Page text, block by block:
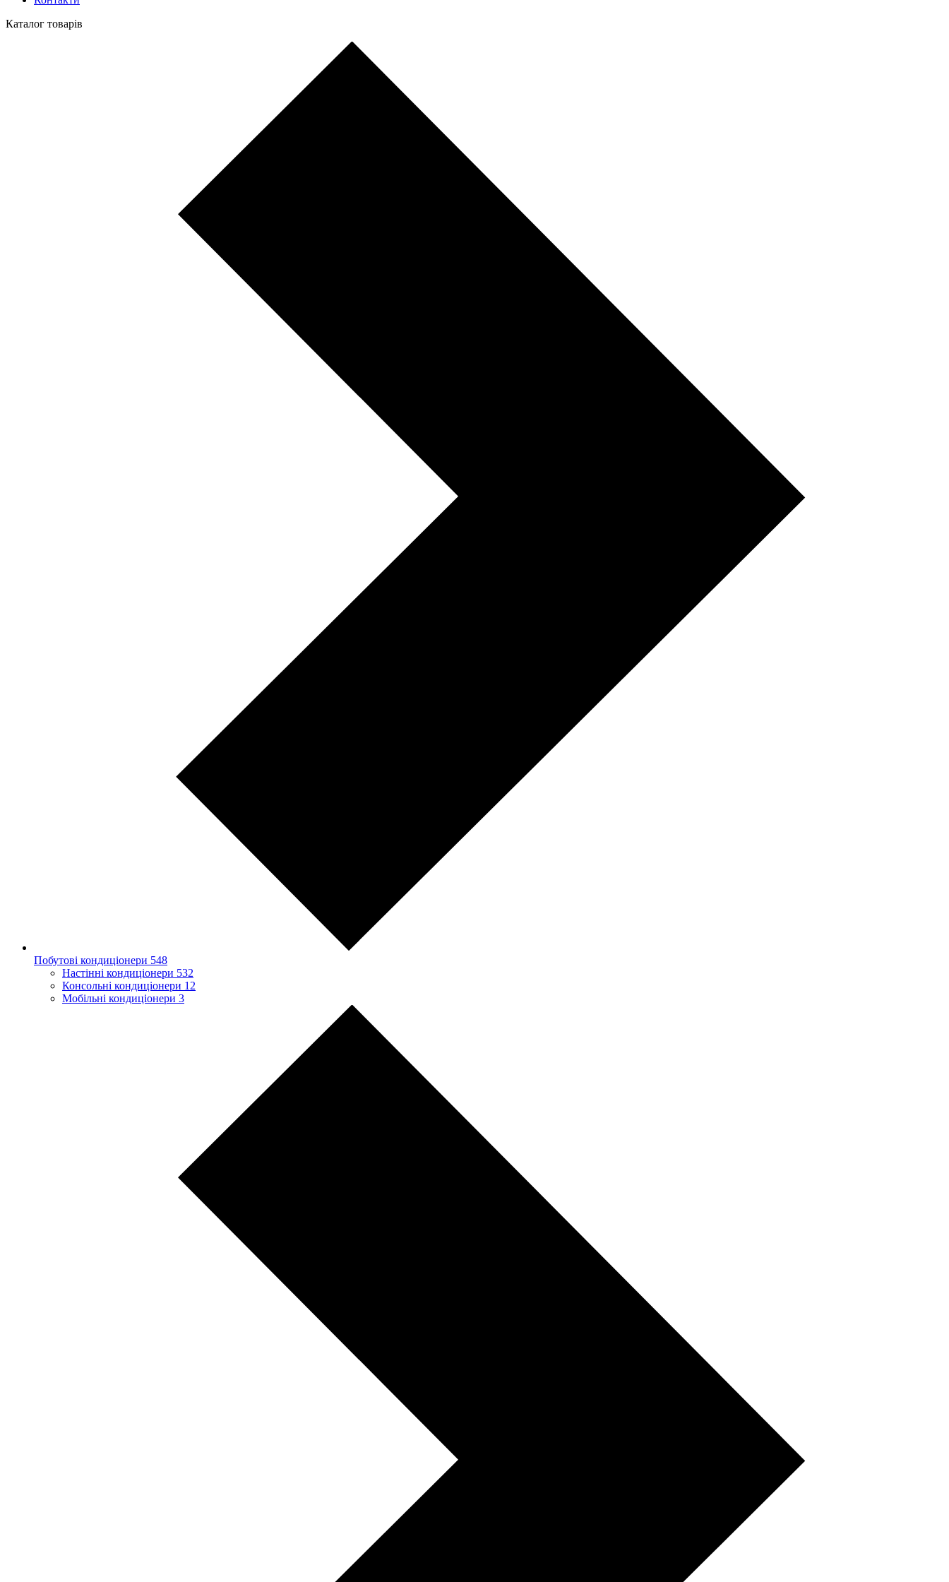
Каталог товарів
Побутові кондиціонери 548
Настінні кондиціонери 532
Консольні кондиціонери 12
Мобільні кондиціонери 3